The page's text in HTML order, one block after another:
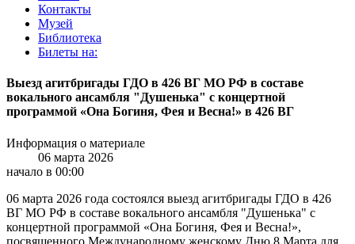
Контакты
Музей
Библиотека
Билеты на:
Выезд агитбригады ГДО в 426 ВГ МО РФ в составе
вокального ансамбля "Душенька" с концертной
программой «Она Богиня, Фея и Весна!» в 426 ВГ
Информация о материале
06 марта 2026
начало в 00:00
06 марта 2026 года состоялся выезд агитбригады ГДО в 426
ВГ МО РФ в составе вокального ансамбля "Душенька" с
концертной программой «Она Богиня, Фея и Весна!»,
посвященного Международному женскому Дню 8 Марта для